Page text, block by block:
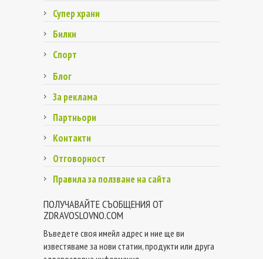
Супер храни
Билки
Спорт
Блог
За реклама
Партньори
Контакти
Отговорност
Правила за ползване на сайта
ПОЛУЧАВАЙТЕ СЪОБЩЕНИЯ ОТ
ZDRAVOSLOVNO.COM
Въведете своя имейл адрес и ние ще ви
известяваме за нови статии, продукти или друга